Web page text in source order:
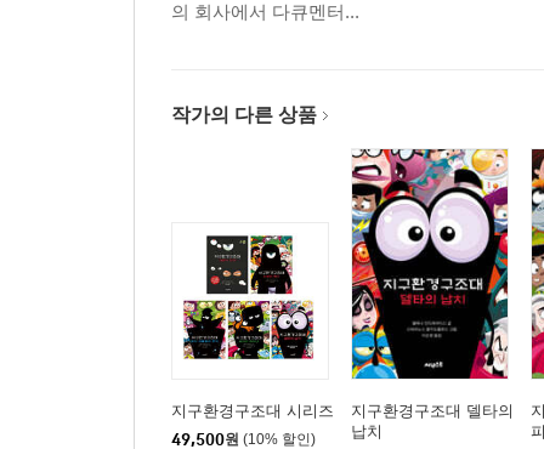
의 회사에서 다큐멘터...
작가의 다른 상품
지구환경구조대 시리즈
49,500원 (10% 할인)
지구환경구조대 델타의
납치